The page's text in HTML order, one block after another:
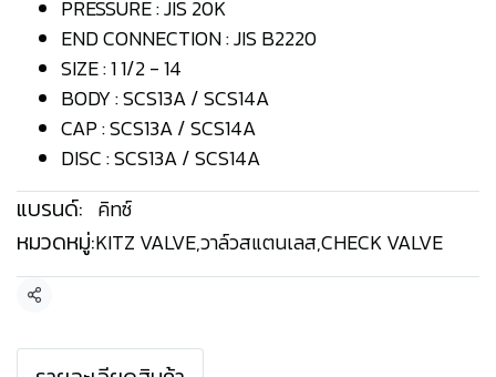
PRESSURE : JIS 20K
END CONNECTION : JIS B2220
SIZE : 1 1/2 - 14
BODY : SCS13A / SCS14A
CAP : SCS13A / SCS14A
DISC : SCS13A / SCS14A
แบรนด์: คิทซ์
หมวดหมู่:KITZ VALVE,วาล์วสแตนเลส,CHECK VALVE
แชร์